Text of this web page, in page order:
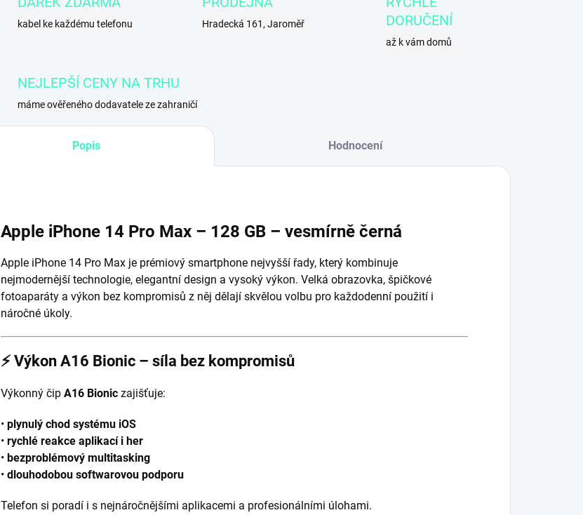
kabel ke každému telefonu Hradecká 161, Jaroměř
DORUČENÍ
až k vám domů
NEJLEPŠÍ CENY NA TRHU
máme ověřeného dodavatele ze zahraničí
Popis Hodnocení
Apple iPhone 14 Pro Max – 128 GB – vesmírně černá
Apple iPhone 14 Pro Max je prémiový smartphone nejvyšší řady, který kombinuje
nejmodernější technologie, elegantní design a vysoký výkon. Velká obrazovka, špičkové
fotoaparáty a výkon bez kompromisů z něj dělají skvělou volbu pro každodenní použití i
náročné úkoly.
⚡ Výkon A16 Bionic – síla bez kompromisů
Výkonný čip A16 Bionic zajišťuje:
• plynulý chod systému iOS
• rychlé reakce aplikací i her
• bezproblémový multitasking
• dlouhodobou softwarovou podporu
Telefon si poradí i s nejnáročnějšími aplikacemi a profesionálními úlohami.